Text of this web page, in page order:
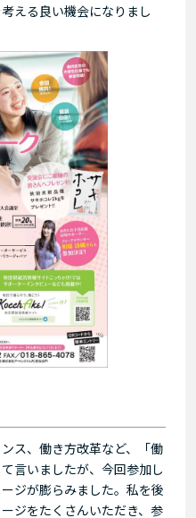
える良い機会になりまし
ス、働き方改革など、「働
言いましたが、今回参加し
ジが膨らみました。私を後
ジをたくさんいただき、参